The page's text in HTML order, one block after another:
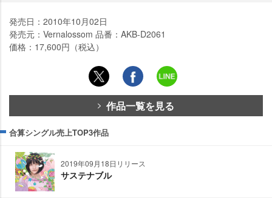
発売日：2010年10月02日
発売元：Vernalossom 品番：AKB-D2061
価格：17,600円（税込）
作品一覧を見る
合算シングル売上TOP3作品
2019年09月18日リリース
サステナブル